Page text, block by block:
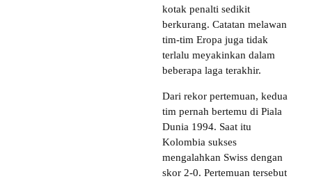
kotak penalti sedikit
berkurang. Catatan melawan
tim-tim Eropa juga tidak
terlalu meyakinkan dalam
beberapa laga terakhir.
Dari rekor pertemuan, kedua
tim pernah bertemu di Piala
Dunia 1994. Saat itu
Kolombia sukses
mengalahkan Swiss dengan
skor 2-0. Pertemuan tersebut